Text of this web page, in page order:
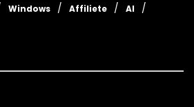
Windows Affiliete
AI